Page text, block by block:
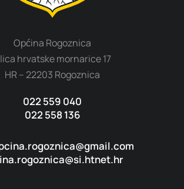
Općina Rogoznica
hrvatske mornarice 17
HR – 22203 Rogoznica
022 559 040
022 558 136